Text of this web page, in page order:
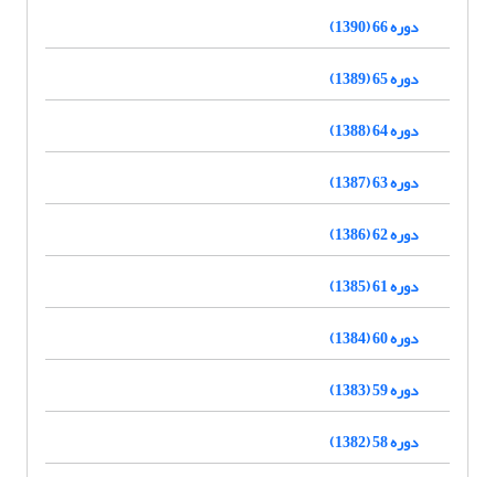
دوره 66 (1390)
دوره 65 (1389)
دوره 64 (1388)
دوره 63 (1387)
دوره 62 (1386)
دوره 61 (1385)
دوره 60 (1384)
دوره 59 (1383)
دوره 58 (1382)